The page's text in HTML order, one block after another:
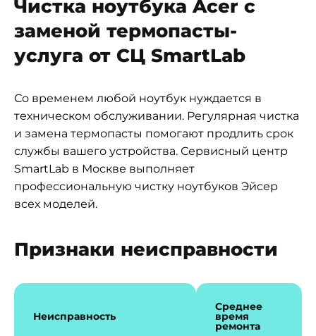
Чистка ноутбука Acer с
заменой термопасты-
услуга от СЦ SmartLab
Со временем любой ноутбук нуждается в
техническом обслуживании. Регулярная чистка
и замена термопасты помогают продлить срок
службы вашего устройства. Сервисный центр
SmartLab в Москве выполняет
профессиональную чистку ноутбуков Эйсер
всех моделей.
Признаки неисправности
Неисправность
Среднее
время
ремонта